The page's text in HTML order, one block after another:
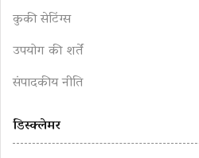
कुकी सेटिंग्स
उपयोग की शर्तें
संपादकीय नीति
डिस्क्लेमर